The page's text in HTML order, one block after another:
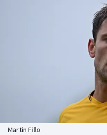
Biatlon
Historické návraty
Aplikace ČT sport
Martin Fillo